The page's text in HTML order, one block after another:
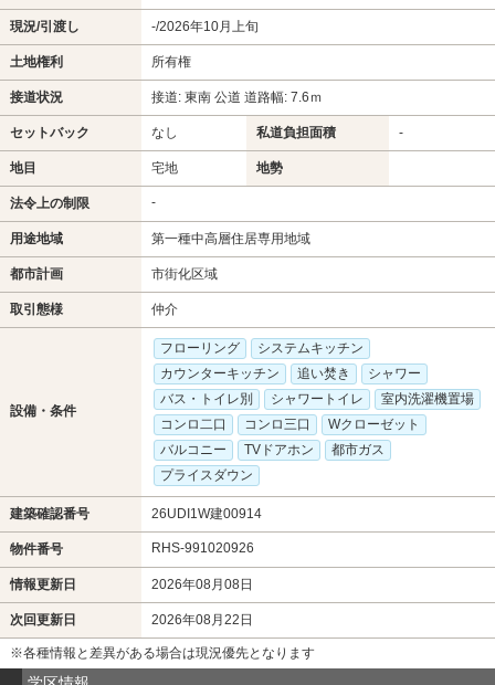
現況/引渡し -/2026年10月上旬
土地権利 所有権
接道状況 接道: 東南 公道 道路幅: 7.6ｍ
セットバック なし 私道負担面積 -
地目 宅地 地勢
法令上の制限 -
用途地域 第一種中高層住居専用地域
都市計画 市街化区域
取引態様 仲介
設備・条件
フローリング
システムキッチン
カウンターキッチン
追い焚き
シャワー
バス・トイレ別
シャワートイレ
室内洗濯機置場
コンロ二口
コンロ三口
Wクローゼット
バルコニー
TVドアホン
都市ガス
プライスダウン
建築確認番号 26UDI1W建00914
物件番号 RHS-991020926
情報更新日 2026年08月08日
次回更新日 2026年08月22日
※各種情報と差異がある場合は現況優先となります